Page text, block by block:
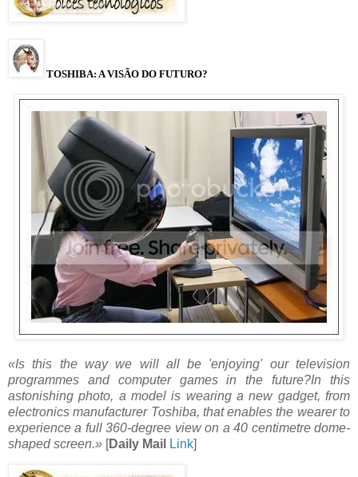
TOSHIBA: A VISÃO DO FUTURO?
«Is this the way we will all be 'enjoying' our television
programmes and computer games in the future?In this
astonishing photo, a model is wearing a new gadget, from
electronics manufacturer Toshiba, that enables the wearer to
experience a full 360-degree view on a 40 centimetre dome-
shaped screen.» [Daily Mail Link]